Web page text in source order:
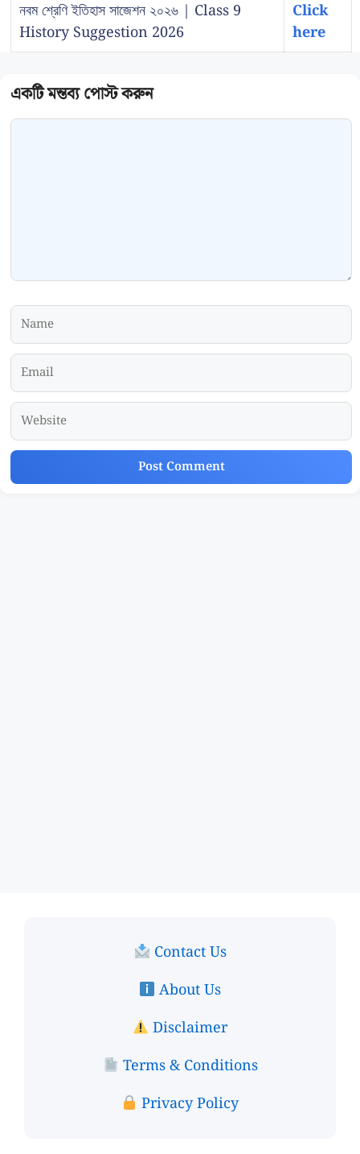
নবম শ্রেণি ইতিহাস সাজেশন ২০২৬ | Class 9
History Suggestion 2026
Click
here
Comment
Name
Email
Website
Contact Us
About Us
Disclaimer
Terms & Conditions
Privacy Policy